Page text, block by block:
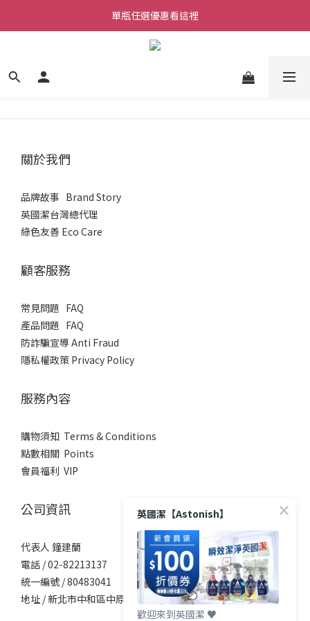
購物滿$690免運
單瓶任選優惠看這裡
購物滿$690免運
關於我們
品牌故事 Brand Story
英國潔台灣總代理
綠色友善 Eco Care
顧客服務
常見問題 FAQ
產品問題 FAQ
​防詐騙宣導 Anti Fraud
隱私權政策 Privacy Policy
服務內容
購物須知 Terms & Conditions
點數相關 Points
會員福利 VIP
公司資訊
代表人 鐘建蘭
電話 / 02-82213137
統一編號 / 80483041
地址 / 新北市中和區中原街101號5樓
英國潔【Astonish】
歡迎來到英國潔 ♥️